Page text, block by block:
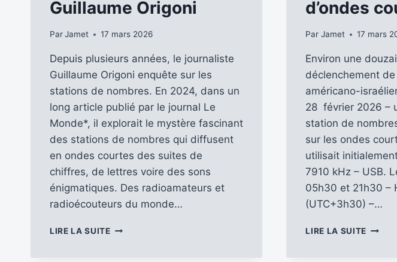
Guillaume Origoni
ParJamet 17 mars 2026
Depuis plusieurs années, le journaliste
Guillaume Origoni enquête sur les
stations de nombres. En 2024, dans un
long article publié par le journal Le
Monde*, il explorait le mystère fascinant
des stations de nombres qui diffusent
en ondes courtes des suites de
chiffres, de lettres voire des sons
énigmatiques. Des radioamateurs et
radioécouteurs du monde…
LIRE LA SUITELE
d’ondes
Par Jamet 17 mars
Environ une
déclenchement de
américano-
28 février 2026 –
station de
sur les ondes
utilisait
7910 kHz – USB.
05h30 et 21h30 –
(UTC+3h30) –…
LIRE LA SUITE V32,